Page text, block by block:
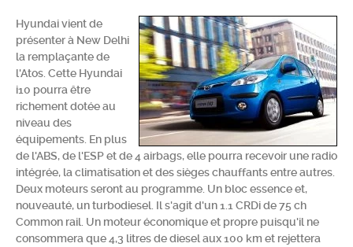
Chercher
Hyundai vient de
présenter à New Delhi
la remplaçante de
l'Atos. Cette Hyundai
i10 pourra être
richement dotée au
niveau des
équipements. En plus
de l'ABS, de l'ESP et de 4 airbags, elle pourra recevoir une radio
intégrée, la climatisation et des sièges chauffants entre autres.
Deux moteurs seront au programme. Un bloc essence et,
nouveauté, un turbodiesel. Il s'agit d'un 1.1 CRDi de 75 ch
Common rail. Un moteur économique et propre puisqu'il ne
consommera que 4,3 litres de diesel aux 100 km et rejettera